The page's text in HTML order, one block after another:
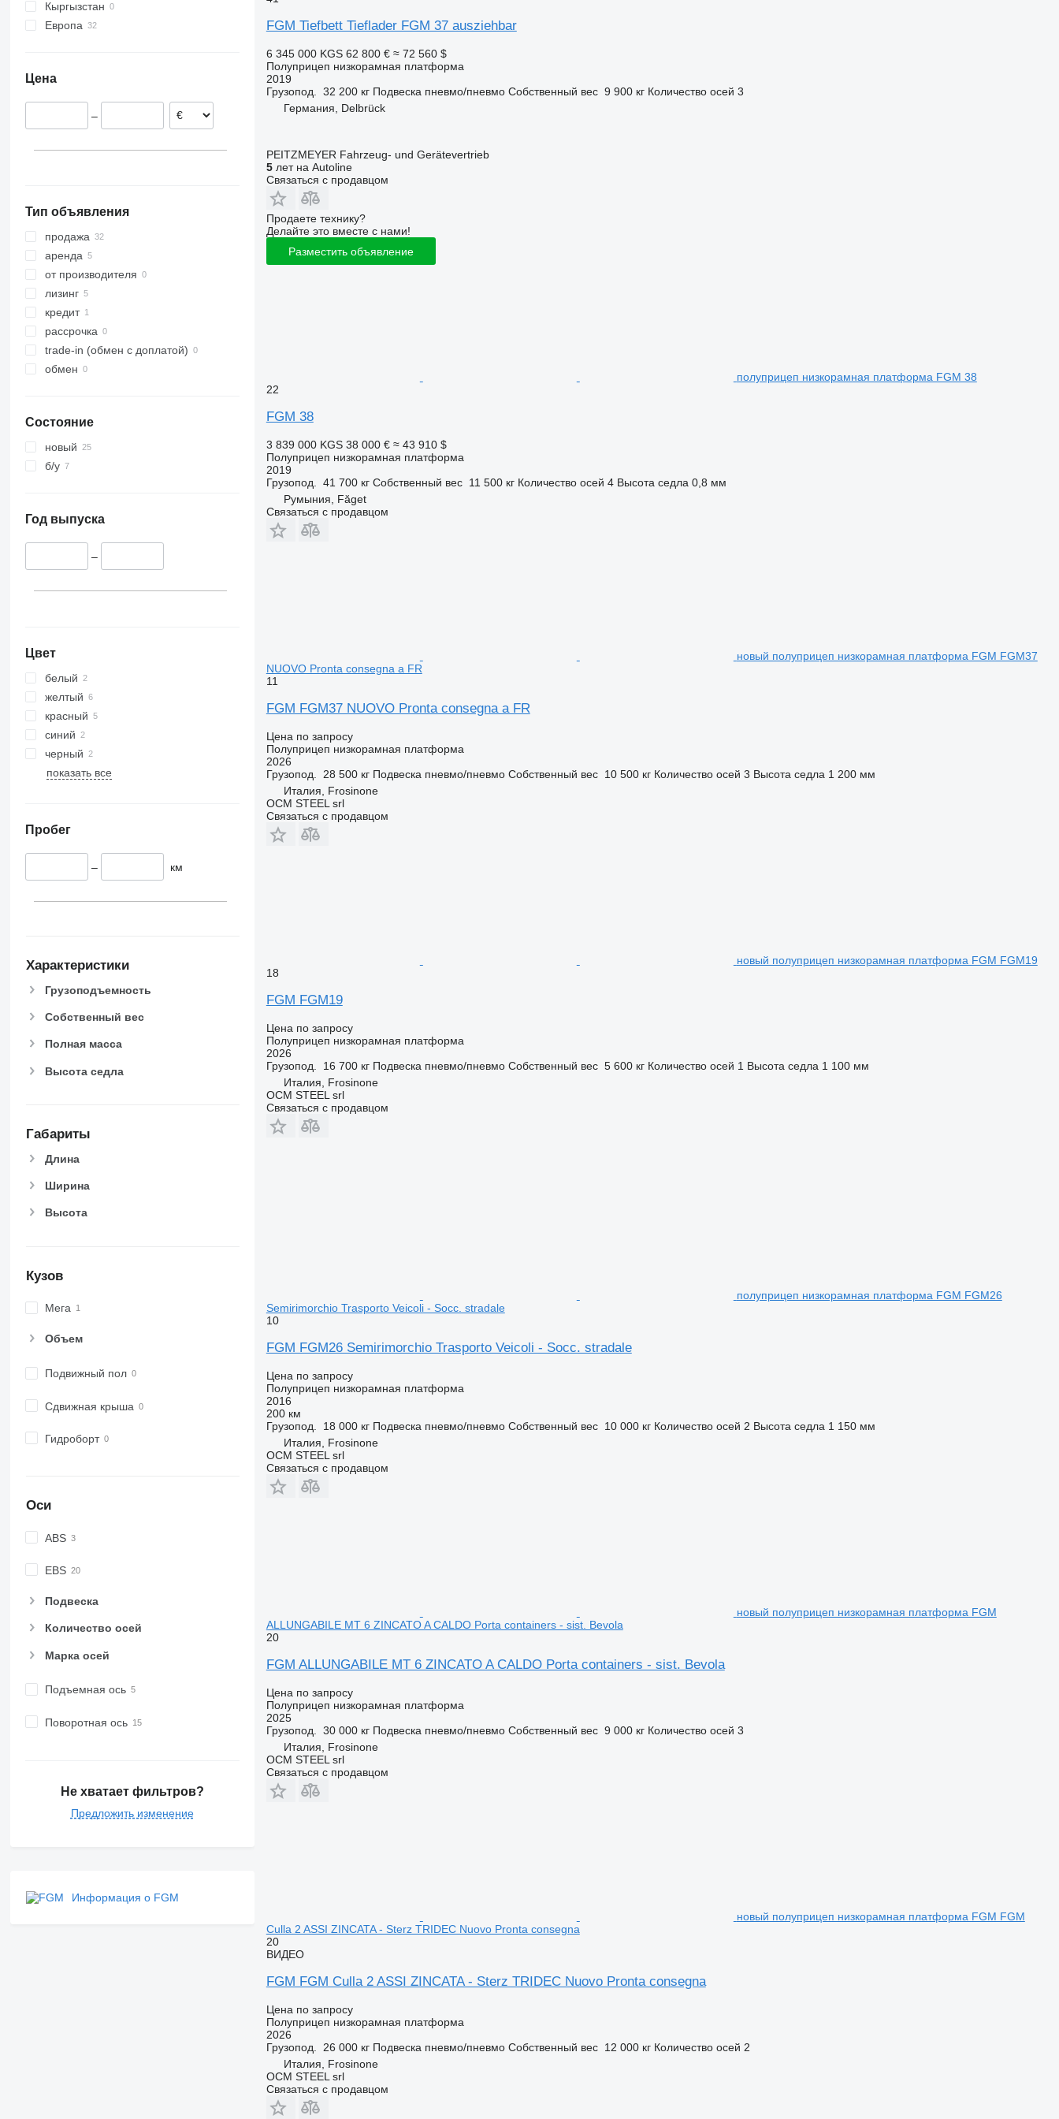
Кыргызстан
Европа
Румыния
Норвегия
Цена
–
Тип объявления
продажа
аренда
от производителя
лизинг
кредит
рассрочка
trade-in (обмен с доплатой)
обмен
Состояние
новый
б/у
Год выпуска
–
Цвет
белый
желтый
красный
синий
черный
показать все
Пробег
– км
Характеристики
Грузоподъемность
Собственный вес
Полная масса
Высота седла
Габариты
Длина
Ширина
Высота
Кузов
Мега
Объем
Подвижный пол
Сдвижная крыша
Гидроборт
Оси
ABS
EBS
Подвеска
Количество осей
Марка осей
Подъемная ось
Поворотная ось
Не хватает фильтров?
Предложить изменение
Информация о FGM
FGM Tiefbett Tieflader FGM 37 ausziehbar
6 345 000 KGS 62 800 € ≈ 72 560 $
Полуприцеп низкорамная платформа
2019
Грузопод.
32 200 кг Подвеска пневмо/пневмо Собственный вес 9 900 кг Количество осей 3
Германия, Delbrück
PEITZMEYER Fahrzeug- und Gerätevertrieb
5лет на Autoline
Связаться с продавцом
Продаете технику?
Делайте это вместе с нами!
Разместить объявление
полуприцеп низкорамная платформа FGM 38
22
FGM 38
3 839 000 KGS 38 000 € ≈ 43 910 $
Полуприцеп низкорамная платформа
2019
Грузопод.
41 700 кг Собственный вес 11 500 кг Количество осей 4 Высота седла 0,8 мм
Румыния, Făget
Связаться с продавцом
новый полуприцеп низкорамная платформа FGM FGM37
NUOVO Pronta consegna a FR
11
FGM FGM37 NUOVO Pronta consegna a FR
Цена по запросу
Полуприцеп низкорамная платформа
2026
Грузопод.
28 500 кг Подвеска пневмо/пневмо Собственный вес 10 500 кг Количество осей 3 Высота седла 1 200 мм
Италия, Frosinone
OCM STEEL srl
Связаться с продавцом
новый полуприцеп низкорамная платформа FGM FGM19
18
FGM FGM19
Цена по запросу
Полуприцеп низкорамная платформа
2026
Грузопод.
16 700 кг Подвеска пневмо/пневмо Собственный вес 5 600 кг Количество осей 1 Высота седла 1 100 мм
Италия, Frosinone
OCM STEEL srl
Связаться с продавцом
полуприцеп низкорамная платформа FGM FGM26
Semirimorchio Trasporto Veicoli - Socc. stradale
10
FGM FGM26 Semirimorchio Trasporto Veicoli - Socc. stradale
Цена по запросу
Полуприцеп низкорамная платформа
2016
200 км
Грузопод.
18 000 кг Подвеска пневмо/пневмо Собственный вес 10 000 кг Количество осей 2 Высота седла 1 150 мм
Италия, Frosinone
OCM STEEL srl
Связаться с продавцом
новый полуприцеп низкорамная платформа FGM
ALLUNGABILE MT 6 ZINCATO A CALDO Porta containers - sist. Bevola
20
FGM ALLUNGABILE MT 6 ZINCATO A CALDO Porta containers - sist. Bevola
Цена по запросу
Полуприцеп низкорамная платформа
2025
Грузопод.
30 000 кг Подвеска пневмо/пневмо Собственный вес 9 000 кг Количество осей 3
Италия, Frosinone
OCM STEEL srl
Связаться с продавцом
новый полуприцеп низкорамная платформа FGM FGM
Culla 2 ASSI ZINCATA - Sterz TRIDEC Nuovo Pronta consegna
20
ВИДЕО
FGM FGM Culla 2 ASSI ZINCATA - Sterz TRIDEC Nuovo Pronta consegna
Цена по запросу
Полуприцеп низкорамная платформа
2026
Грузопод.
26 000 кг Подвеска пневмо/пневмо Собственный вес 12 000 кг Количество осей 2
Италия, Frosinone
OCM STEEL srl
Связаться с продавцом